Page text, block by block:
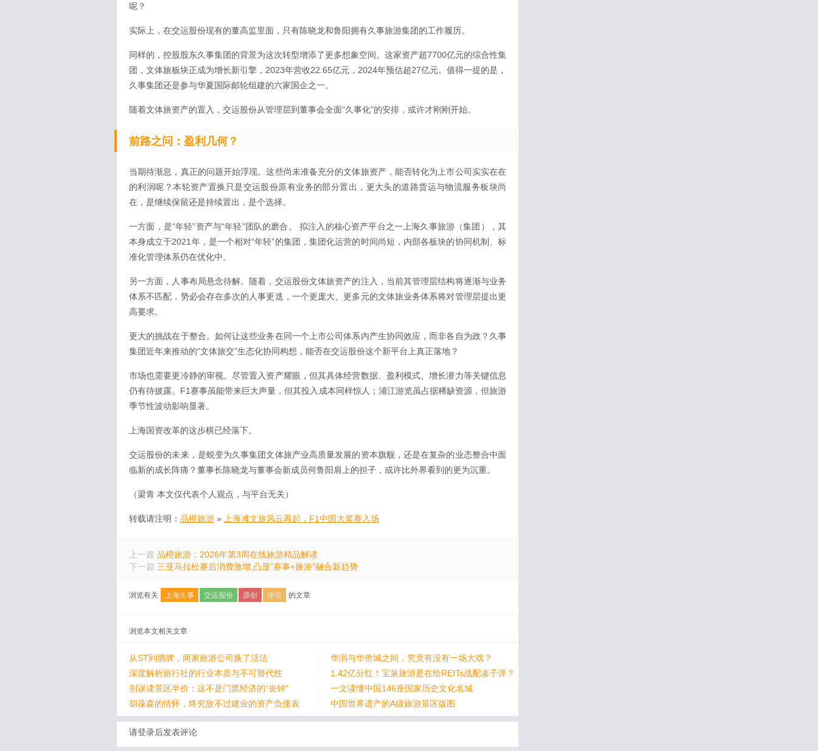
呢？
实际上，在交运股份现有的董高监里面，只有陈晓龙和鲁阳拥有久事旅游集团的工作履历。
同样的，控股股东久事集团的背景为这次转型增添了更多想象空间。这家资产超7700亿元的综合性集
团，文体旅板块正成为增长新引擎，2023年营收22.65亿元，2024年预估超27亿元。值得一提的是，
久事集团还是参与华夏国际邮轮组建的六家国企之一。
随着文体旅资产的置入，交运股份从管理层到董事会全面“久事化”的安排，或许才刚刚开始。
前路之问：盈利几何？
当期待渐息，真正的问题开始浮现。这些尚未准备充分的文体旅资产，能否转化为上市公司实实在在
的利润呢？本轮资产置换只是交运股份原有业务的部分置出，更大头的道路货运与物流服务板块尚
在，是继续保留还是持续置出，是个选择。
一方面，是“年轻”资产与“年轻”团队的磨合。 拟注入的核心资产平台之一上海久事旅游（集团），其
本身成立于2021年，是一个相对“年轻”的集团，集团化运营的时间尚短，内部各板块的协同机制、标
准化管理体系仍在优化中。
另一方面，人事布局悬念待解。随着，交运股份文体旅资产的注入，当前其管理层结构将逐渐与业务
体系不匹配，势必会存在多次的人事更迭，一个更庞大、更多元的文体旅业务体系将对管理层提出更
高要求。
更大的挑战在于整合。如何让这些业务在同一个上市公司体系内产生协同效应，而非各自为政？久事
集团近年来推动的“文体旅交”生态化协同构想，能否在交运股份这个新平台上真正落地？
市场也需要更冷静的审视。尽管置入资产耀眼，但其具体经营数据、盈利模式、增长潜力等关键信息
仍有待披露。F1赛事虽能带来巨大声量，但其投入成本同样惊人；浦江游览虽占据稀缺资源，但旅游
季节性波动影响显著。
上海国资改革的这步棋已经落下。
交运股份的未来，是蜕变为久事集团文体旅产业高质量发展的资本旗舰，还是在复杂的业态整合中面
临新的成长阵痛？董事长陈晓龙与董事会新成员何鲁阳肩上的担子，或许比外界看到的更为沉重。
（梁青 本文仅代表个人观点，与平台无关）
转载请注明： 品橙旅游 » 上海滩文旅风云再起，F1中国大奖赛入场
上一篇 品橙旅游：2026年第3周在线旅游精品解读
下一篇 三亚马拉松赛后消费激增,凸显”赛事+旅游”融合新趋势
浏览有关 上海久事 交运股份 原创 评论 的文章
浏览本文相关文章
从ST到摘牌，两家旅游公司换了活法
华润与华侨城之间，究竟有没有一场大戏？
深度解析旅行社的行业本质与不可替代性
1.42亿分红！宝泉旅游是在给REITs战配凑子弹？
别误读景区半价：这不是门票经济的“丧钟”
一文读懂中国146座国家历史文化名城
胡葆森的情怀，终究敌不过建业的资产负债表
中国世界遗产的A级旅游景区版图
请登录后发表评论